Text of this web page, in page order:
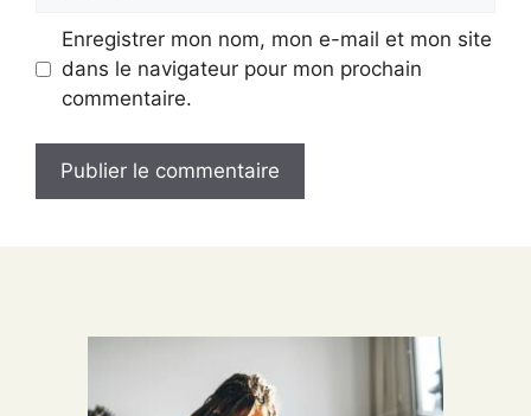
Enregistrer mon nom, mon e-mail et mon site
dans le navigateur pour mon prochain
commentaire.